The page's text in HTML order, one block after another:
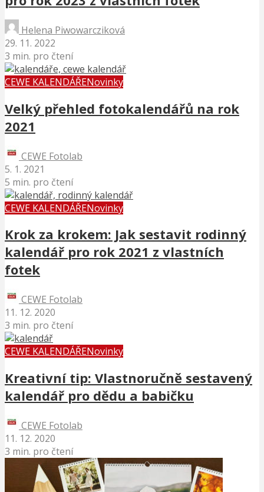
Helena Piwowarcziková
29. 11. 2022
3 min. pro čtení
CEWE KALENDÁŘENovinky
Velký přehled fotokalendářů na rok
2021
CEWE Fotolab
5. 1. 2021
5 min. pro čtení
CEWE KALENDÁŘENovinky
Krok za krokem: Jak sestavit rodinný
kalendář pro rok 2021 z vlastních
fotek
CEWE Fotolab
11. 12. 2020
3 min. pro čtení
CEWE KALENDÁŘENovinky
Kreativní tip: Vlastnoručně sestavený
kalendář pro dědu a babičku
CEWE Fotolab
11. 12. 2020
3 min. pro čtení